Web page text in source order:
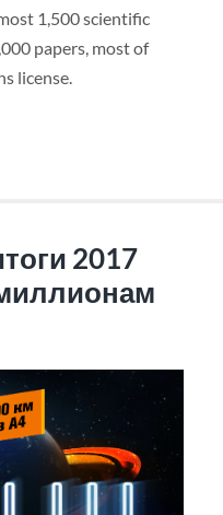
1,500 scientific
papers, most of
license.
2017